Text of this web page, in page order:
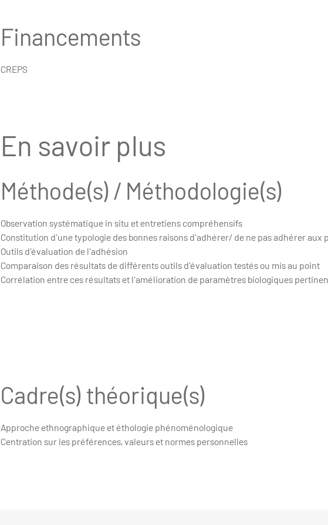
Financements
CREPS
En savoir plus
Méthode(s) / Méthodologie(s)
Observation systématique in situ et entretiens compréhensifs
Constitution d'une typologie des bonnes raisons d'adhérer/ de ne pas adhérer aux
Outils d'évaluation de l'adhésion
Comparaison des résultats de différents outils d'évaluation testés ou mis au point
Corrélation entre ces résultats et l'amélioration de paramètres biologiques
Cadre(s) théorique(s)
Approche ethnographique et éthologie phénoménologique
Centration sur les préférences, valeurs et normes personnelles